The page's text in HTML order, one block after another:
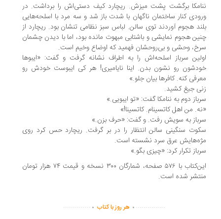
برگشت پشت میزش. ریچارد کیف دستی‌اش را برداشت. در
کنار ساختمان ناگهان با شدت باز شد و سه مرد با اسلحه‌هایی
هجوم آوردند توی سالن. لباس سبز نظامی تنشان بود. ریچارد از
هجوم نمایشی و باشتابی مبهوت مانده بود، اما با دیدن چشمان
وحشی و بی‌روحشان فهمید که اوضاع وخیم است.
سرباز اسلحه‌اش را به اطراف نشانه گرفت و گفت: «ایبوها
رو نشون بدن. اینا نایامیری! هر کی ایبوست خودش رو
کنه. کافرها بیان جلو.»
جیغ کشید.
دوم به ننامکا گفت: «تو ایبویی.»
من اهل کاتسینام. کاتسینا!»
به سویش رفت. و گفت: «حرف بزن.»
سنگینی سالن انتظار را در بر گرفت. ریچارد حس کرد روی
عرق سرد نشسته است.
تکرار کرد: «چیزی بگو.»
این‌کتاب با ۵۷۶ صفحه، شمارگان ۳۰۰ نسخه و قیمت ۷۴ هزار تومان
شده است.
...............
. هر روز با کتاب.
..............